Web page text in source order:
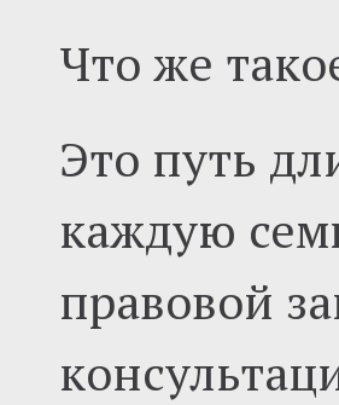
Что же
Это путь
каждую
правовой